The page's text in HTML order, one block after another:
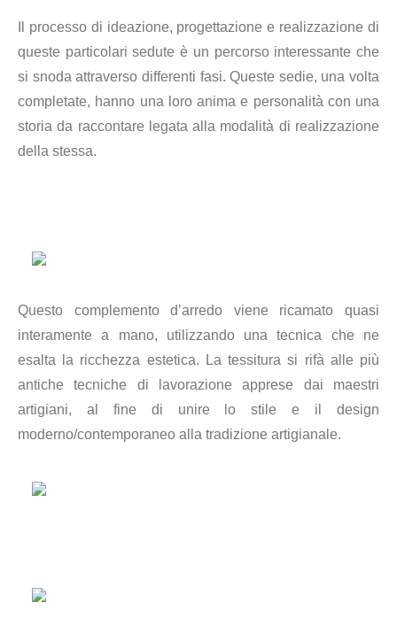
Il processo di ideazione, progettazione e realizzazione di
queste particolari sedute è un percorso interessante che
si snoda attraverso differenti fasi. Queste sedie, una volta
completate, hanno una loro anima e personalità con una
storia da raccontare legata alla modalità di realizzazione
della stessa.
Questo complemento d’arredo viene ricamato quasi
interamente a mano, utilizzando una tecnica che ne
esalta la ricchezza estetica. La tessitura si rifà alle più
antiche tecniche di lavorazione apprese dai maestri
artigiani, al fine di unire lo stile e il design
moderno/contemporaneo alla tradizione artigianale.